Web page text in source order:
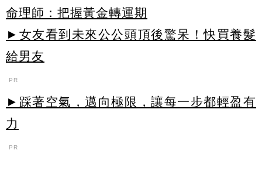
命理師：把握黃金轉運期
►女友看到未來公公頭頂後驚呆！快買養髮
給男友
PR
►踩著空氣，邁向極限，讓每一步都輕盈有
力
PR